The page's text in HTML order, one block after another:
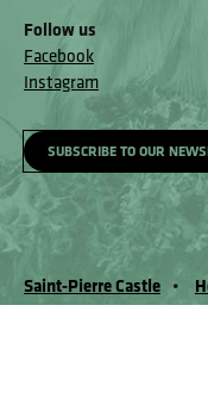
Follow us
Facebook
Instagram
SUBSCRIBE TO OUR
Saint-Pierre Castle
Accessibility and